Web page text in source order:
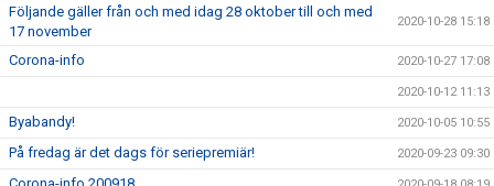
Följande gäller från och med idag 28 oktober till och med
17 november
2020-10-28 15:18
Corona-info 2020-10-27 17:08
2020-10-12 11:13
Byabandy! 2020-10-05 10:55
På fredag är det dags för seriepremiär! 2020-09-23 09:30